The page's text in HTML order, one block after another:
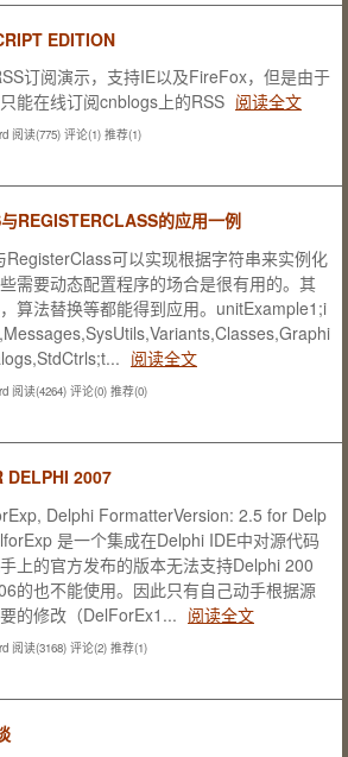
EDITION
订阅演示，支持IE以及FireFox，但是由于
能在线订阅cnblogs上的RSS 阅读全文
阅读(775) 评论(1) 推荐(1)
REGISTERCLASS的应用一例
可以实现根据字符串来实例化
需要动态配置程序的场合是很有用的。其
算法替换等都能得到应用。unitExample1;i
阅读全文
阅读(4264) 评论(0) 推荐(0)
DELPHI 2007
Delphi FormatterVersion: 2.5 for Delp
是一个集成在Delphi IDE中对源代码
上的官方发布的版本无法支持Delphi 200
的也不能使用。因此只有自己动手根据源
的修改（DelForEx1... 阅读全文
阅读(3168) 评论(2) 推荐(1)